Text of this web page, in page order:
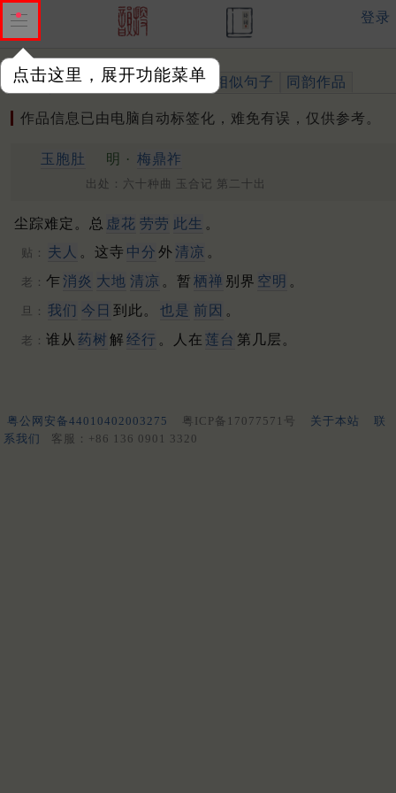
点击这里，展开功能菜单
登录
作品 标注四声 出处、引用 相似句子 同韵作品
作品信息已由电脑自动标签化，难免有误，仅供参考。
玉胞肚 明 · 梅鼎祚
出处：六十种曲 玉合记 第二十出
尘踪难定。总 虚花 劳劳 此生 。
贴： 夫人 。这寺 中分 外清凉 。
老： 乍消炎 大地 清凉 。暂 栖禅 别界 空明 。
旦： 我们 今日 到此。 也是 前因 。
老： 谁从 药树 解经行 。人在 莲台 第几层。
粤公网安备44010402003275 粤ICP备17077571号 关于本站
联
系我们
客服：+86 136 0901 3320